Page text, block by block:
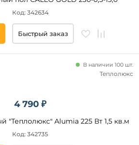
Код: 342634
Быстрый заказ
4 790 ₽
"Теплолюкс" Alumia 225 Вт 1,5 кв.м
В наличии 100 шт.
Код: 342735
Теплолюкс